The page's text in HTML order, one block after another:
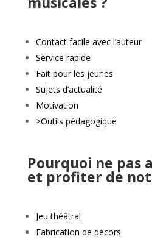
Contact facile avec l’auteur
Service rapide
Fait pour les jeunes
Sujets d’actualité
Motivation
>Outils pédagogique
Pourquoi ne pas
et profiter de
Jeu théâtral
Fabrication de décors